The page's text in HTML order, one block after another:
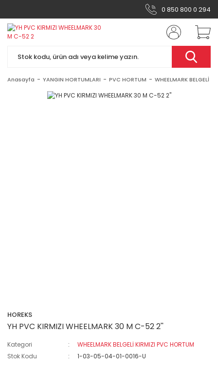
0 850 800 0 294
Anasayfa YANGIN HORTUMLARI PVC HORTUM WHEELMARK BELGELİ
HOREKS
YH PVC KIRMIZI WHEELMARK 30 M C-52 2''
Kategori
WHEELMARK BELGELİ KIRMIZI PVC HORTUM
Stok Kodu
1-03-05-04-01-0016-U